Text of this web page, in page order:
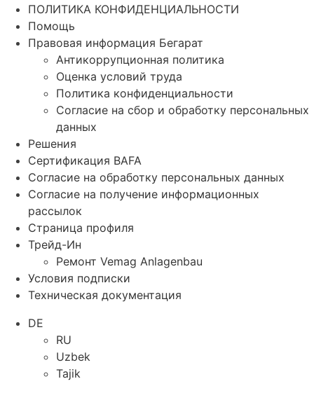
ПОЛИТИКА КОНФИДЕНЦИАЛЬНОСТИ
Помощь
Правовая информация Бегарат
Антикоррупционная политика
Оценка условий труда
Политика конфиденциальности
Согласие на сбор и обработку персональных
данных
Решения
Сертификация BAFA
Согласие на обработку персональных данных
Согласие на получение информационных
рассылок
Страница профиля
Трейд-Ин
Ремонт Vemag Anlagenbau
Условия подписки
Техническая документация
DE
RU
Uzbek
Tajik